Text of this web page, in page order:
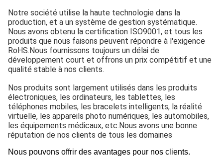
Notre société utilise la haute technologie dans la
production, et a un système de gestion systématique.
Nous avons obtenu la certification ISO9001, et tous les
produits que nous faisons peuvent répondre à l'exigence
RoHS.Nous fournissons toujours un délai de
développement court et offrons un prix compétitif et une
qualité stable à nos clients.
Nos produits sont largement utilisés dans les produits
électroniques, les ordinateurs, les tablettes, les
téléphones mobiles, les bracelets intelligents, la réalité
virtuelle, les appareils photo numériques, les automobiles,
les équipements médicaux, etc.Nous avons une bonne
réputation de nos clients de tous les domaines
Nous pouvons offrir des avantages pour nos clients.